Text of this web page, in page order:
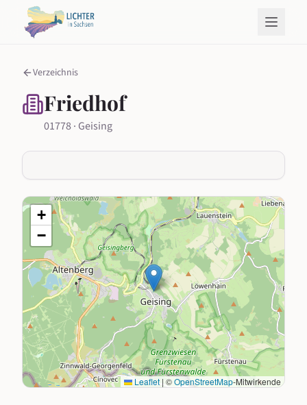
Verzeichnis
Friedhof
01778 · Geising
+
−
Leaflet | ©OpenStreetMap-Mitwirkende